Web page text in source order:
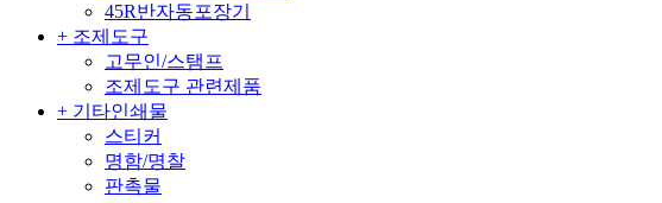
45R반자동포장기
+ 조제도구
고무인/스탬프
조제도구 관련제품
+ 기타인쇄물
스티커
명함/명찰
판촉물